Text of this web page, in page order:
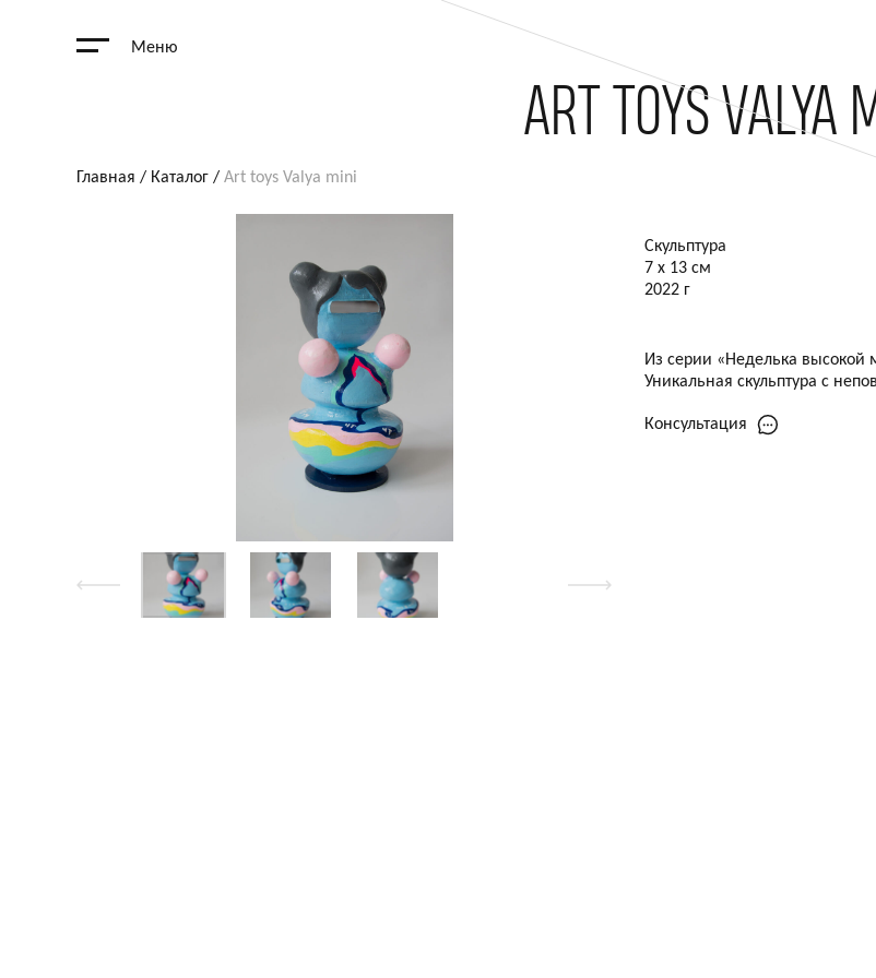
Меню
ART TOYS VALYA
Главная / Каталог / Art toys Valya mini
Скульптура
7 х 13 см
2022 г
Из серии «Неделька высокой
Уникальная скульптура с
Консультация